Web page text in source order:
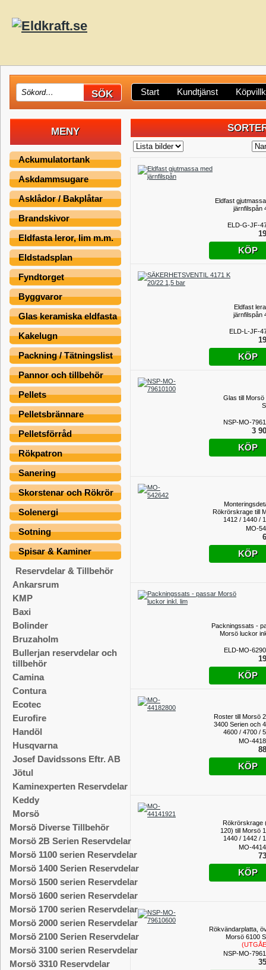
Start Kundtjänst
MENY
Ackumulatortank
Askdammsugare
Asklådor / Bakplåtar
Brandskivor
Eldfasta leror, lim m.m.
Eldstadsplan
Fyndtorget
Byggvaror
Glas keramiska eldfasta
Kakelugn
Packning / Tätningslist
Pannor och tillbehör
Pellets
Pelletsbrännare
Pelletsförråd
Rökpatron
Sanering
Skorstenar och Rökrör
Solenergi
Sotning
Spisar & Kaminer
Reservdelar & Tillbehör
Ankarsrum
KMP
Baxi
Bolinder
Bruzaholm
Bullerjan reservdelar och
tillbehör
Camina
Contura
Ecotec
Eurofire
Handöl
Husqvarna
Josef Davidssons Eftr. AB
Jötul
Kaminexperten Reservdelar
Keddy
Morsö
Morsö Diverse Tillbehör
Morsö 2B Serien Reservdelar
Morsö 1100 serien Reservdelar
Morsö 1400 Serien Reservdelar
Morsö 1500 serien Reservdelar
Morsö 1600 serien Reservdelar
Morsö 1700 serien Reservdelar
Morsö 2000 serien Reservdelar
Morsö 2100 Serien Reservdelar
Morsö 3100 serien Reservdelar
Morsö 3310 Reservdelar
Eldfast
järnfilspån
ELD-G-JF-
KÖP
Eldfast
järnfilspån
ELD-L-JF-
KÖP
Glas till Morsö
NSP-MO-
3
KÖP
Rökrörskrage till
1412 / 1440 /
1450 / 1452 /
MO-
KÖP
Packningssats -
Morsö luckor
ELD-MO-
KÖP
Roster till Morsö
3400 Serien och
4600 / 4700 /
6000 /
MO-
KÖP
Rökrörskrage
120) till Morsö
1440 / 1442 /
1452 / 3112
MO-
KÖP
Rökvändarplatta,
Morsö 6100
NSP-MO-